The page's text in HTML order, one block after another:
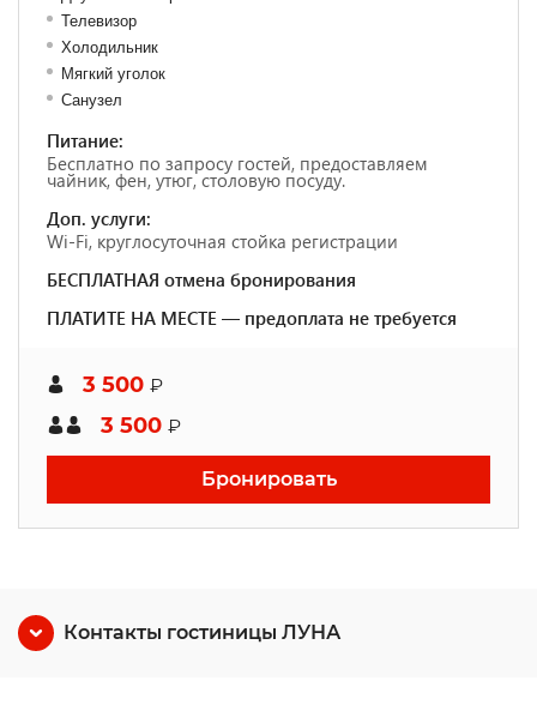
Телевизор
Холодильник
Мягкий уголок
Санузел
Питание:
Бесплатно по запросу гостей, предоставляем
чайник, фен, утюг, столовую посуду.
Доп. услуги:
Wi-Fi, круглосуточная стойка регистрации
БЕСПЛАТНАЯ отмена бронирования
ПЛАТИТЕ НА МЕСТЕ — предоплата не требуется
3 500 ₽
3 500 ₽
Бронировать
Контакты гостиницы ЛУНА